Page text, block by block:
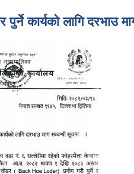
पुर्ने कार्यको लागि दरभाउ